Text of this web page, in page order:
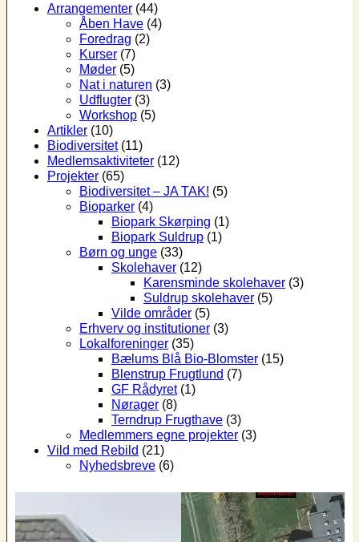
Arrangementer (44)
Åben Have (4)
Foredrag (2)
Kurser (7)
Møder (5)
Nat i naturen (3)
Udflugter (3)
Workshop (5)
Artikler (10)
Biodiversitet(11)
Medlemsaktiviteter (12)
Projekter (65)
Biodiversitet – JA TAK! (5)
Bioparker (4)
Biopark Skørping (1)
Biopark Suldrup (1)
Børn og unge (33)
Skolehaver (12)
Karensminde skolehaver (3)
Suldrup skolehaver (5)
Vilde områder (5)
Erhverv og institutioner (3)
Lokalforeninger (35)
Bælums Blå Bio-Blomster (15)
Blenstrup Frugtlund (7)
GF Rådyret(1)
Nørager (8)
Terndrup Frugthave (3)
Medlemmers egne projekter (3)
Vild med Rebild (21)
Nyhedsbreve (6)